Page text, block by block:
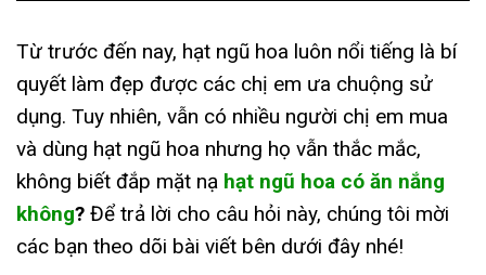
Từ trước đến nay, hạt ngũ hoa luôn nổi tiếng là bí
quyết làm đẹp được các chị em ưa chuộng sử
dụng. Tuy nhiên, vẫn có nhiều người chị em mua
và dùng hạt ngũ hoa nhưng họ vẫn thắc mắc,
không biết đắp mặt nạ hạt ngũ hoa có ăn nắng
không? Để trả lời cho câu hỏi này, chúng tôi mời
các bạn theo dõi bài viết bên dưới đây nhé!